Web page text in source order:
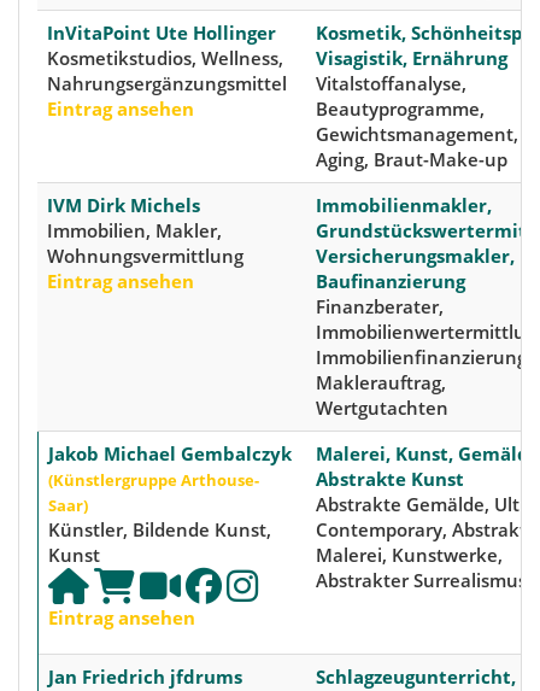
InVitaPoint Ute Hollinger
Kosmetikstudios, Wellness,
Nahrungsergänzungsmittel
Eintrag ansehen
Kosmetik,
Visagistik, Ernährung
Vitalstoffanalyse,
Beautyprogramme,
Gewichtsmanagement,
Aging, Braut-Make-up
IVM Dirk Michels
Immobilien, Makler,
Wohnungsvermittlung
Eintrag ansehen
Immobilienmakler,
Versicherungsmakler,
Baufinanzierung
Finanzberater,
Immobilienfinanzierung,
Maklerauftrag,
Wertgutachten
Jakob Michael Gembalczyk
(Künstlergruppe Arthouse-
Saar)
Künstler, Bildende Kunst,
Kunst
Eintrag ansehen
Malerei, Kunst,
Abstrakte Kunst
Abstrakte Gemälde,
Contemporary, Abstrakte
Malerei, Kunstwerke,
Abstrakter Surrealismus
Jan Friedrich jfdrums
Schlagzeugunterricht,